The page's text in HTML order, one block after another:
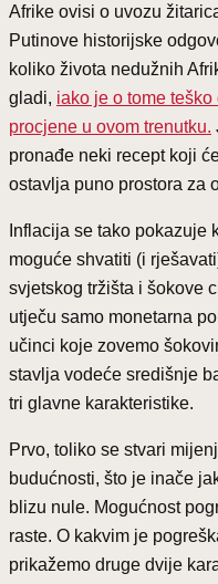
Afrike ovisi o uvozu
Putinove historijske
koliko života nedužnih
gladi, iako je o tome
procjene u ovom trenutku.
pronađe neki recept koji
ostavlja puno prostora za
Inflacija se tako pokazuje
moguće shvatiti (i
svjetskog tržišta i šokove
utječu samo monetarna
učinci koje zovemo
stavlja vodeće središnje
tri glavne karakteristike.
Prvo, toliko se stvari
budućnosti, što je inače
blizu nule. Mogućnost
raste. O kakvim je
prikažemo druge dvije